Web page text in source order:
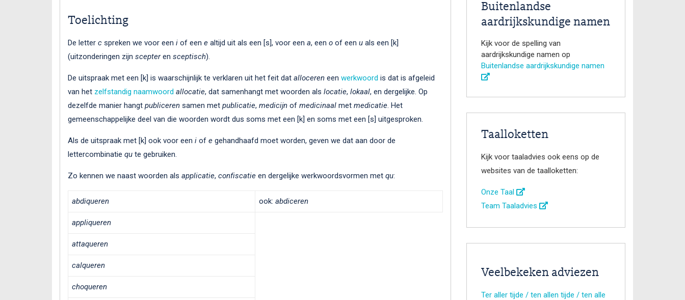
Toelichting
De letter c spreken we voor een i of een e altijd uit als een [s], voor een a, een o of een u als een [k]
(uitzonderingen zijn scepteren sceptisch).
De uitspraak met een [k] is waarschijnlijk te verklaren uit het feit dat alloceren een werkwoord is dat is afgeleid
van het zelfstandig naamwoord allocatie, dat samenhangt met woorden als locatie, lokaal, en dergelijke. Op
dezelfde manier hangt publiceren samen met publicatie, medicijn of medicinaal met medicatie. Het
gemeenschappelijke deel van die woorden wordt dus soms met een [k] en soms met een [s] uitgesproken.
Als de uitspraak met [k] ook voor een i of e gehandhaafd moet worden, geven we dat aan door de
lettercombinatie qu te gebruiken.
Zo kennen we naast woorden als applicatie, confiscatie en dergelijke werkwoordsvormen met qu:
abdiqueren ook: abdiceren
appliqueren
attaqueren
calqueren
choqueren
Buitenlandse
aardrijkskundige namen
Kijk voor de spelling van
aardrijkskundige namen op
Buitenlandse aardrijkskundige namen
Taalloketten
Kijk voor taaladvies ook eens op de
websites van de taalloketten:
Onze Taal
Team Taaladvies
Veelbekeken adviezen
Ter aller tijde / ten allen tijde / ten alle